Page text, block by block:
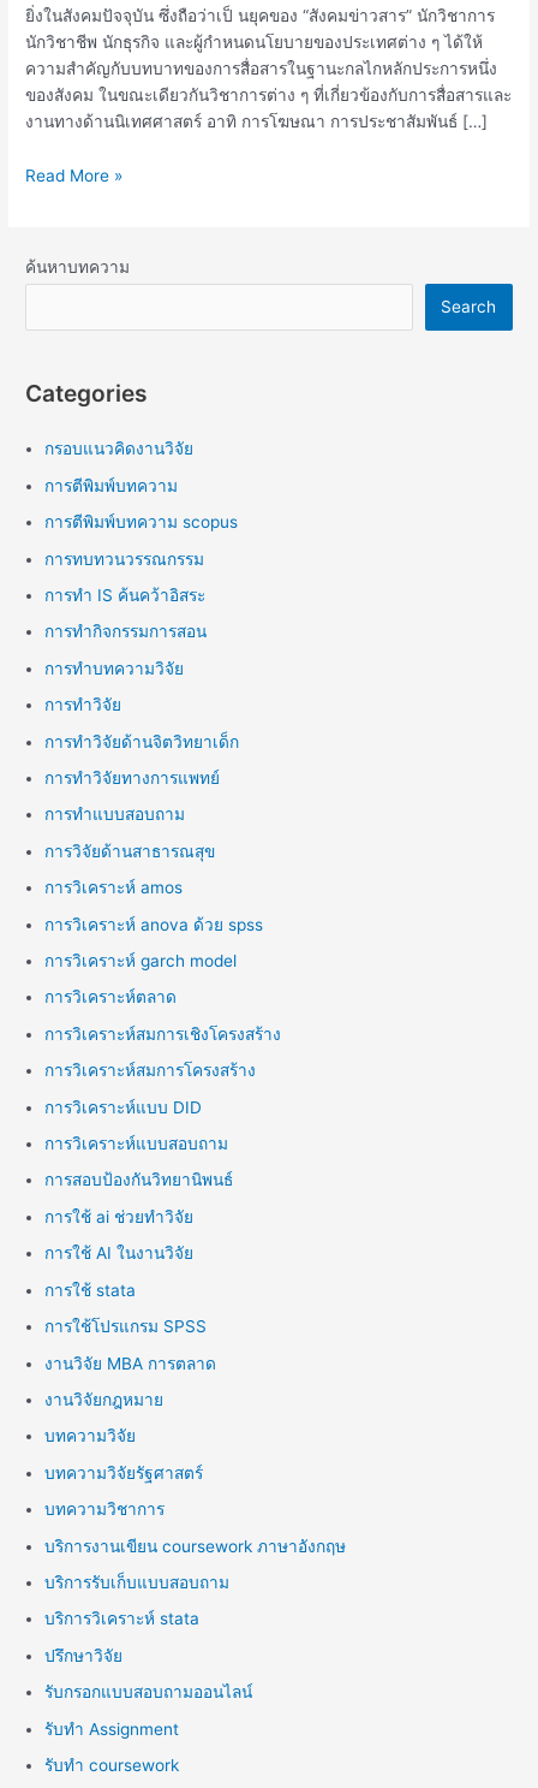
ยิ่งในสังคมปัจจุบัน ซึ่งถือว่าเป็ นยุคของ “สังคมข่าวสาร” นักวิชาการ
นักวิชาชีพ นักธุรกิจ และผู้กำหนดนโยบายของประเทศต่าง ๆ ได้ให้
ความสำคัญกับบทบาทของการสื่อสารในฐานะกลไกหลักประการหนึ่ง
ของสังคม ในขณะเดียวกันวิชาการต่าง ๆ ที่เกี่ยวข้องกับการสื่อสารและ
งานทางด้านนิเทศศาสตร์ อาทิ การโฆษณา การประชาสัมพันธ์ […]
Read More »
ค้นหาบทความ
Search
Categories
กรอบแนวคิดงานวิจัย
การตีพิมพ์บทความ
การตีพิมพ์บทความ scopus
การทบทวนวรรณกรรม
การทำ IS ค้นคว้าอิสระ
การทำกิจกรรมการสอน
การทำบทความวิจัย
การทำวิจัย
การทำวิจัยด้านจิตวิทยาเด็ก
การทำวิจัยทางการแพทย์
การทำแบบสอบถาม
การวิจัยด้านสาธารณสุข
การวิเคราะห์ amos
การวิเคราะห์ anova ด้วย spss
การวิเคราะห์ garch model
การวิเคราะห์ตลาด
การวิเคราะห์สมการเชิงโครงสร้าง
การวิเคราะห์สมการโครงสร้าง
การวิเคราะห์แบบ DID
การวิเคราะห์แบบสอบถาม
การสอบป้องกันวิทยานิพนธ์
การใช้ ai ช่วยทำวิจัย
การใช้ AI ในงานวิจัย
การใช้ stata
การใช้โปรแกรม SPSS
งานวิจัย MBA การตลาด
งานวิจัยกฎหมาย
บทความวิจัย
บทความวิจัยรัฐศาสตร์
บทความวิชาการ
บริการงานเขียน coursework ภาษาอังกฤษ
บริการรับเก็บแบบสอบถาม
บริการวิเคราะห์ stata
ปรึกษาวิจัย
รับกรอกแบบสอบถามออนไลน์
รับทำ Assignment
รับทำ coursework